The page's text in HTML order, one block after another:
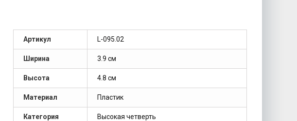
Артикул L-095.02
Ширина 3.9 см
Высота 4.8 см
Материал Пластик
Категория Высокая четверть